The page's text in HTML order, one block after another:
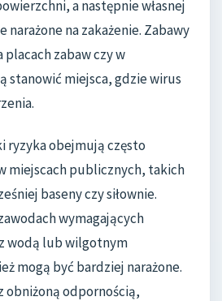
a następnie własnej
narażone na zakażenie. Zabawy
zabaw czy w
stanowić miejsca, gdzie wirus
ryzyka obejmują często
miejscach publicznych, takich
baseny czy siłownie.
wymagających
wodą lub wilgotnym
mogą być bardziej narażone.
obniżoną odpornością,